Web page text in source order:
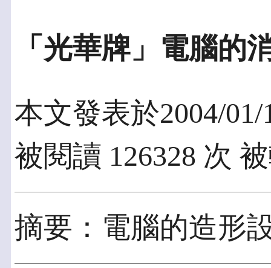
「光華牌」電腦的
本文發表於2004/01/
被閱讀 126328 次
摘要：電腦的造形